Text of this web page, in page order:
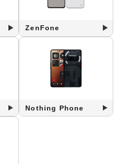
ZenFone
Nothing Phone